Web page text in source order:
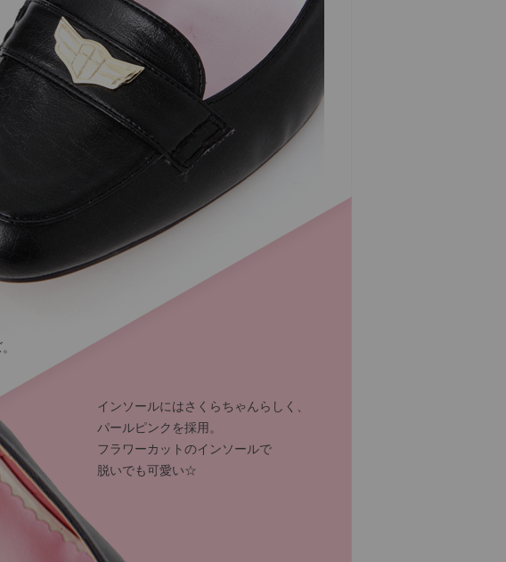
インソールにはさくらちゃんらしく、
パールピンクを採用。
フラワーカットのインソールで
脱いでも可愛い☆